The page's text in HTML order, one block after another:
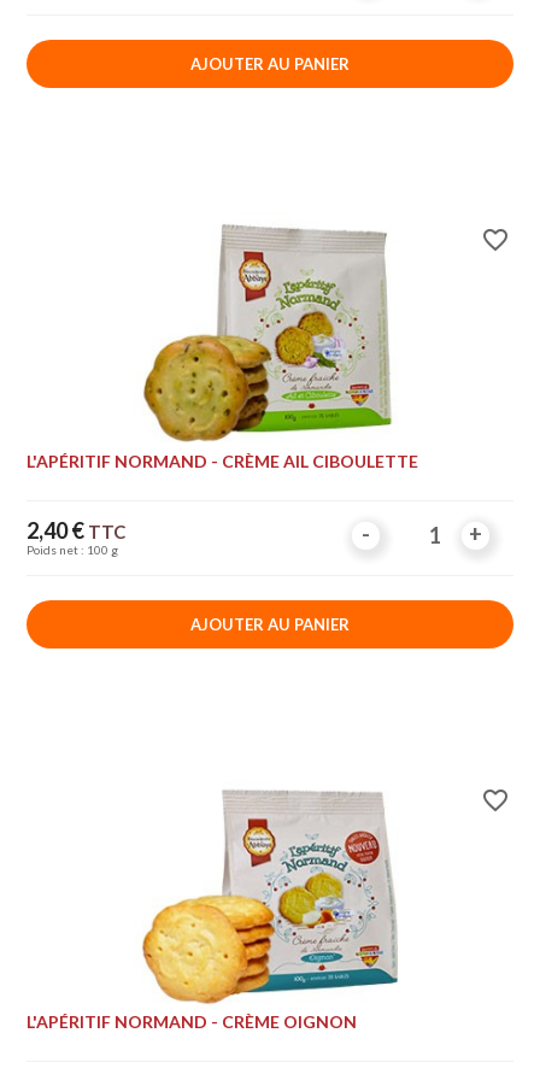
AJOUTER AU PANIER
favorite_border
L'APÉRITIF NORMAND - CRÈME AIL CIBOULETTE
Prix
2,40 € TTC
Poids net : 100 g
- +
- +
AJOUTER AU PANIER
favorite_border
L'APÉRITIF NORMAND - CRÈME OIGNON